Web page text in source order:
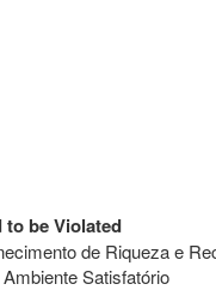
be Violated
de Riqueza e
Satisfatório